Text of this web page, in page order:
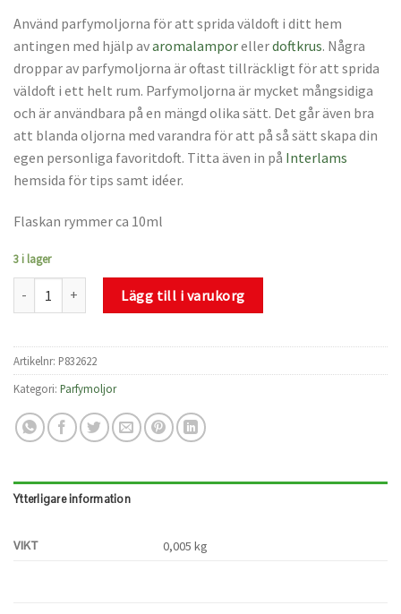
Använd parfymoljorna för att sprida väldoft i ditt hem
antingen med hjälp avaromalamporellerdoftkrus. Några
droppar av parfymoljorna är oftast tillräckligt för att sprida
väldoft i ett helt rum. Parfymoljorna är mycket mångsidiga
och är användbara på en mängd olika sätt. Det går även bra
att blanda oljorna med varandra för att på så sätt skapa din
egen personliga favoritdoft. Titta även in på Interlams
hemsida för tips samt idéer.
Flaskan rymmer ca 10ml
3 i lager
Parfymolja Kokos mängdLägg till i varukorg
Artikelnr: P832622
Kategori: Parfymoljor
Ytterligare information
VIKT 0,005 kg